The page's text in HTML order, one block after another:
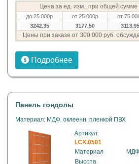
Цена за ед. изм., при общей сумме
до 25 000р от 25 000р от 75
3242.35
3177.50 3113.95
Цены при заказе от 300 000 руб.
Подробнее
Панель гондолы
Материал: МДФ, оклеенн. пленкой ПВХ
Артикул:
LCX.0501
Материал
Высота